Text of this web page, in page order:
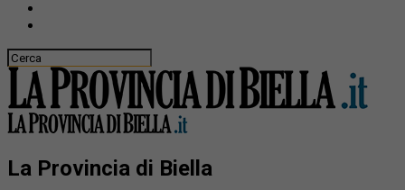
La Provincia di Biella